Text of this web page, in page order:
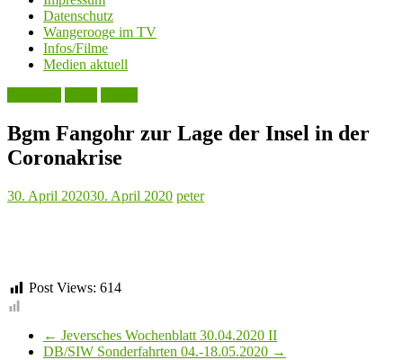
Datenschutz
Wangerooge im TV
Infos/Filme
Medien aktuell
Bgm Fangohr zur Lage der Insel in der
Coronakrise
30. April 202030. April 2020 peter
Post Views: 614
← Jeversches Wochenblatt 30.04.2020 II
DB/SIW Sonderfahrten 04.-18.05.2020 →